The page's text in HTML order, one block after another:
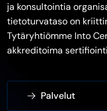
ja konsultointia
tietoturvataso on
Tytäryhtiömme Into
akkreditoima
Palvelut